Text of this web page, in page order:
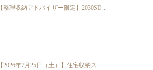
【整理収納アドバイザー限定】2030SD...
【2026年7月25日（土）】住宅収納ス...